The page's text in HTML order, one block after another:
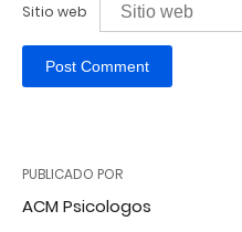
Sitio web
PUBLICADO POR
ACM Psicologos